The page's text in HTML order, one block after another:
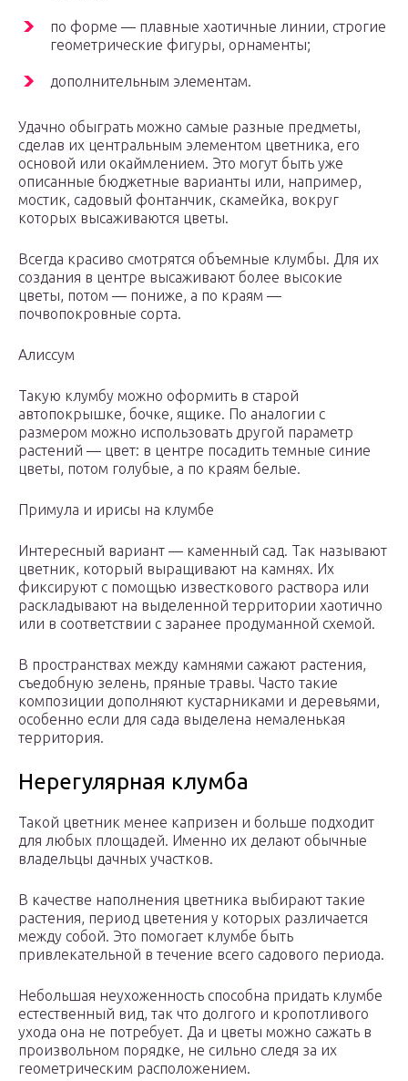
по форме — плавные хаотичные линии, строгие
геометрические фигуры, орнаменты;
дополнительным элементам.
Удачно обыграть можно самые разные предметы,
сделав их центральным элементом цветника, его
основой или окаймлением. Это могут быть уже
описанные бюджетные варианты или, например,
мостик, садовый фонтанчик, скамейка, вокруг
которых высаживаются цветы.
Всегда красиво смотрятся объемные клумбы. Для их
создания в центре высаживают более высокие
цветы, потом — пониже, а по краям —
почвопокровные сорта.
Алиссум
Такую клумбу можно оформить в старой
автопокрышке, бочке, ящике. По аналогии с
размером можно использовать другой параметр
растений — цвет: в центре посадить темные синие
цветы, потом голубые, а по краям белые.
Примула и ирисы на клумбе
Интересный вариант — каменный сад. Так называют
цветник, который выращивают на камнях. Их
фиксируют с помощью известкового раствора или
раскладывают на выделенной территории хаотично
или в соответствии с заранее продуманной схемой.
В пространствах между камнями сажают растения,
съедобную зелень, пряные травы. Часто такие
композиции дополняют кустарниками и деревьями,
особенно если для сада выделена немаленькая
территория.
Нерегулярная клумба
Такой цветник менее капризен и больше подходит
для любых площадей. Именно их делают обычные
владельцы дачных участков.
В качестве наполнения цветника выбирают такие
растения, период цветения у которых различается
между собой. Это помогает клумбе быть
привлекательной в течение всего садового периода.
Небольшая неухоженность способна придать клумбе
естественный вид, так что долгого и кропотливого
ухода она не потребует. Да и цветы можно сажать в
произвольном порядке, не сильно следя за их
геометрическим расположением.